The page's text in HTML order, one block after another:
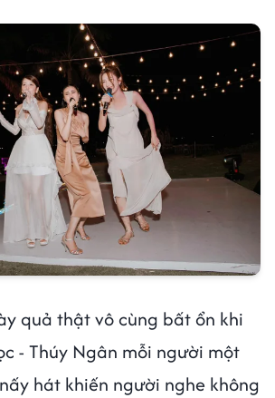
quả thật vô cùng bất ổn khi
- Thúy Ngân mỗi người một
hát khiến người nghe không